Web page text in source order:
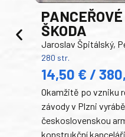
ŠKODA
Jaroslav Špitálský,
280 str.
14,50 € /
Okamžitě po vzniku
závody v Plzni
československou
konstrukční